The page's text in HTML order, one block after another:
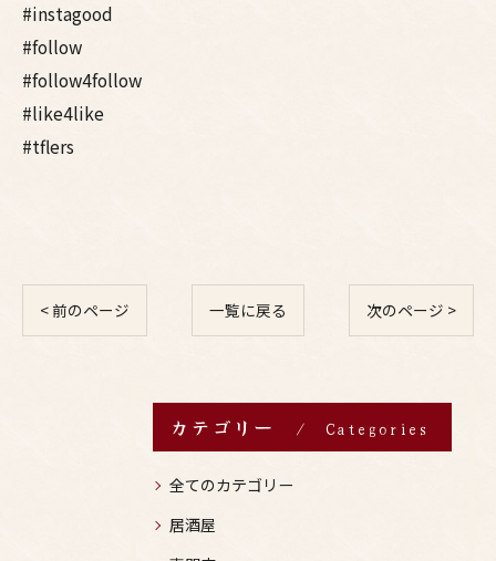
#instagood
#follow
#follow4follow
#like4like
#tflers
< 前のページ 一覧に戻る 次のページ >
カテゴリー Categories
全てのカテゴリー
居酒屋